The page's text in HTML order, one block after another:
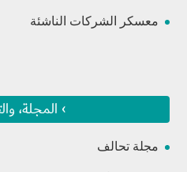
معسكر الشركات الناشئة
› المجلة،
مجلة تحالف